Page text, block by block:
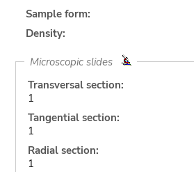
Sample form:
Density:
Microscopic slides
Transversal section:
1
Tangential section:
1
Radial section:
1